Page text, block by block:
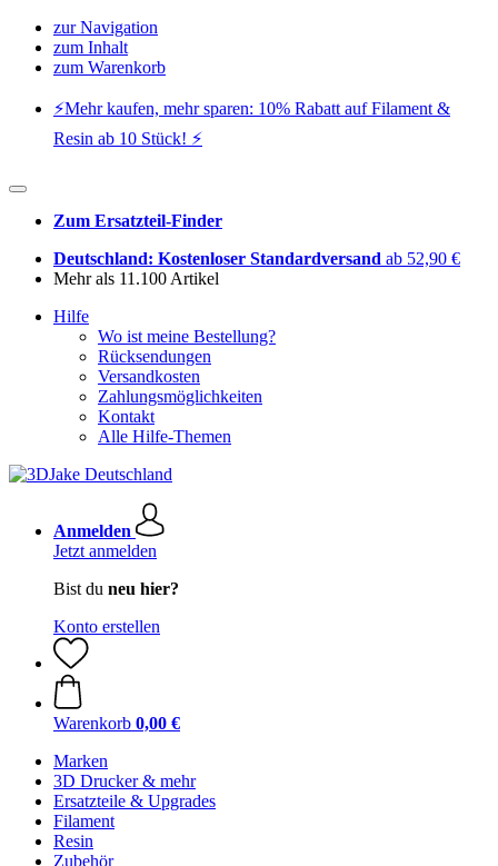
zur Navigation
zum Inhalt
zum Warenkorb
⚡️Mehr kaufen, mehr sparen: 10% Rabatt auf Filament &
Resin ab 10 Stück! ⚡️
Zum Ersatzteil-Finder
Deutschland: Kostenloser Standardversand ab 52,90 €
Mehr als 11.100 Artikel
Hilfe
Wo ist meine Bestellung?
Rücksendungen
Versandkosten
Zahlungsmöglichkeiten
Kontakt
Alle Hilfe-Themen
Anmelden
Jetzt anmelden
Bist du neu hier?
Konto erstellen
Warenkorb 0,00 €
Marken
3D Drucker & mehr
Ersatzteile & Upgrades
Filament
Resin
Zubehör